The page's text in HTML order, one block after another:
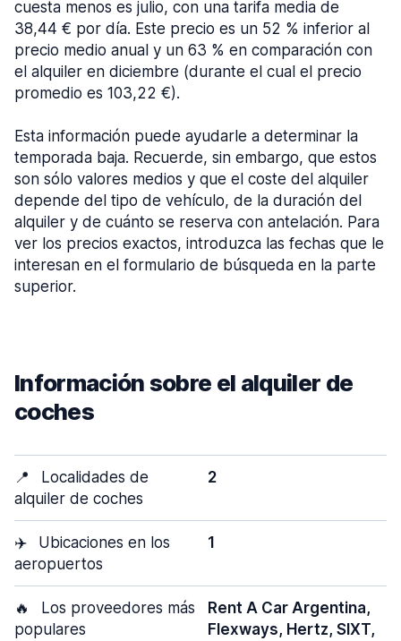
cuesta menos es julio, con una tarifa media de
38,44 € por día. Este precio es un 52 % inferior al
precio medio anual y un 63 % en comparación con
el alquiler en diciembre (durante el cual el precio
promedio es 103,22 €).
Esta información puede ayudarle a determinar la
temporada baja. Recuerde, sin embargo, que estos
son sólo valores medios y que el coste del alquiler
depende del tipo de vehículo, de la duración del
alquiler y de cuánto se reserva con antelación. Para
ver los precios exactos, introduzca las fechas que le
interesan en el formulario de búsqueda en la parte
superior.
Información sobre el alquiler de
coches
📍
Localidades de
alquiler de coches
2
✈️
Ubicaciones en los
aeropuertos
1
🔥
Los proveedores más
populares
Rent A Car Argentina,
Flexways, Hertz, SIXT,